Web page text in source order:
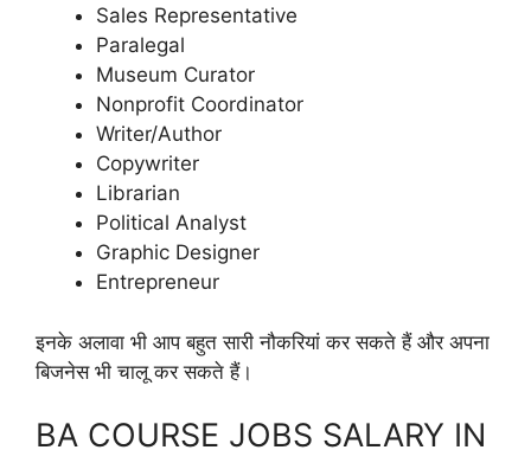
Sales Representative
Paralegal
Museum Curator
Nonprofit Coordinator
Writer/Author
Copywriter
Librarian
Political Analyst
Graphic Designer
Entrepreneur
इनके अलावा भी आप बहुत सारी नौकरियां कर सकते हैं और अपना
बिजनेस भी चालू कर सकते हैं।
BA COURSE JOBS SALARY IN